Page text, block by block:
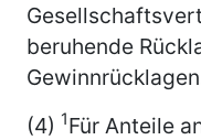
beruhende
(4) 1Für Anteile